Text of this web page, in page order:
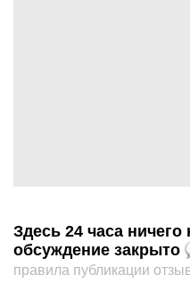
Здесь 24 часа
обсуждение закрыто
правила публикации